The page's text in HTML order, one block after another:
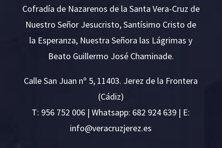
Cofradía de Nazarenos de la Santa Vera-Cruz de
Nuestro Señor Jesucristo, Santísimo Cristo de
la Esperanza, Nuestra Señora las Lágrimas y
Beato Guillermo José Chaminade.
Calle San Juan nº 5, 11403. Jerez de la Frontera
(Cádiz)
T: 956 752 006 | Whatsapp: 682 924 639 | E:
se.ze
rejzu
rcare
v@ofn
i